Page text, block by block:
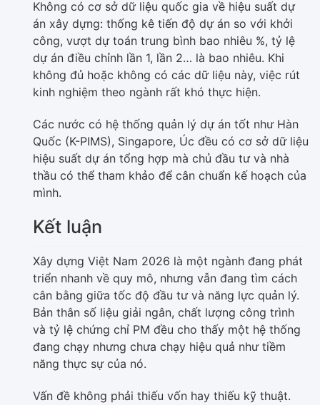
Không có cơ sở dữ liệu quốc gia về hiệu suất dự
án xây dựng: thống kê tiến độ dự án so với khởi
công, vượt dự toán trung bình bao nhiêu %, tỷ lệ
dự án điều chỉnh lần 1, lần 2… là bao nhiêu. Khi
không đủ hoặc không có các dữ liệu này, việc rút
kinh nghiệm theo ngành rất khó thực hiện.
Các nước có hệ thống quản lý dự án tốt như Hàn
Quốc (K-PIMS), Singapore, Úc đều có cơ sở dữ liệu
hiệu suất dự án tổng hợp mà chủ đầu tư và nhà
thầu có thể tham khảo để cân chuẩn kế hoạch của
mình.
Kết luận
Xây dựng Việt Nam 2026 là một ngành đang phát
triển nhanh về quy mô, nhưng vẫn đang tìm cách
cân bằng giữa tốc độ đầu tư và năng lực quản lý.
Bản thân số liệu giải ngân, chất lượng công trình
và tỷ lệ chứng chỉ PM đều cho thấy một hệ thống
đang chạy nhưng chưa chạy hiệu quả như tiềm
năng thực sự của nó.
Vấn đề không phải thiếu vốn hay thiếu kỹ thuật.